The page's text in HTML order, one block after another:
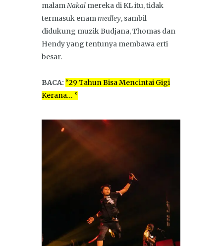
malamNakal mereka di KL itu, tidak
termasuk enammedley, sambil
didukung muzik Budjana, Thomas dan
Hendy yang tentunya membawa erti
besar.
BACA: “29 Tahun Bisa Mencintai Gigi
Kerana… ”